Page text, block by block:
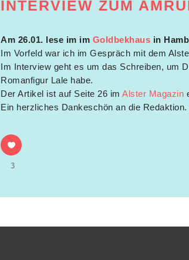
INTERVIEW ZUM
Am 26.01. lese im im Goldbekhaus in
Im Vorfeld war ich im Gespräch mit dem
Im Interview geht es um das Schreiben, um
Romanfigur Lale habe.
Der Artikel ist auf Seite 26 im Alster Magazin
Ein herzliches Dankeschön an die Redaktion.
3